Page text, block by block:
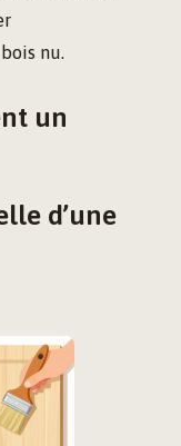
nu.
un
d’une